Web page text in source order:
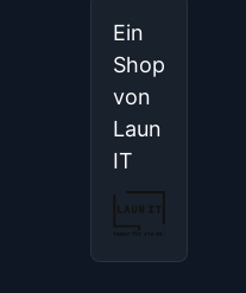
Ein
Shop
von
Laun
IT